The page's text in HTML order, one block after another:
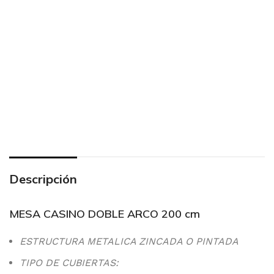
Descripción
MESA CASINO DOBLE ARCO 200 cm
ESTRUCTURA METALICA ZINCADA O PINTADA
TIPO DE CUBIERTAS: